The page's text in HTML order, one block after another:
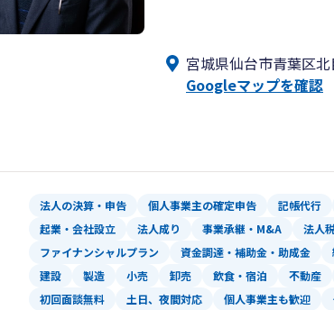
法人税・所得税・消費
特に、海外取引や外資
ロスボーダー取引に伴
また、キャッチフレーズ
経験を活かしたご提案に
国税当局勤務の経験から
す。
宮城県仙台市に留まらず
ご相談いただければ幸い
宮城県仙台市青葉区
Googleマップを確認
法人の決算・申告 個人事業主の確定申告 記帳代行
起業・会社設立
法人成り 事業承継・M&A 法人税
ファイナンシャルプラン
資金調達・補助金・助成金
建設 製造 小売 卸売 飲食・宿泊 不動産
初回面談無料 土日、夜間対応 個人事業主も歓迎